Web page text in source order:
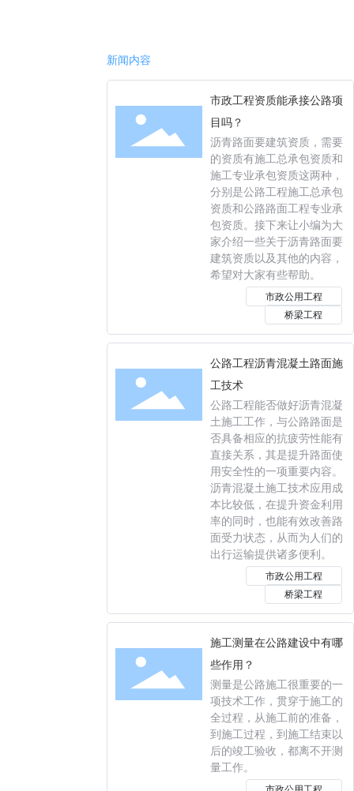
新闻内容
市政工程资质能承接公路项
目吗？
沥青路面要建筑资质，需要
的资质有施工总承包资质和
施工专业承包资质这两种，
分别是公路工程施工总承包
资质和公路路面工程专业承
包资质。接下来让小编为大
家介绍一些关于沥青路面要
建筑资质以及其他的内容，
希望对大家有些帮助。
市政公用工程
桥梁工程
公路工程沥青混凝土路面施
工技术
公路工程能否做好沥青混凝
土施工工作，与公路路面是
否具备相应的抗疲劳性能有
直接关系，其是提升路面使
用安全性的一项重要内容。
沥青混凝土施工技术应用成
本比较低，在提升资金利用
率的同时，也能有效改善路
面受力状态，从而为人们的
出行运输提供诸多便利。
市政公用工程
桥梁工程
施工测量在公路建设中有哪
些作用？
测量是公路施工很重要的一
项技术工作，贯穿于施工的
全过程，从施工前的准备，
到施工过程，到施工结束以
后的竣工验收，都离不开测
量工作。